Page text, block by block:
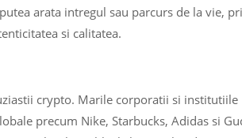
arata intregul sau parcurs de la vie,
si calitatea.
crypto. Marile corporatii si institutiile
precum Nike, Starbucks, Adidas si